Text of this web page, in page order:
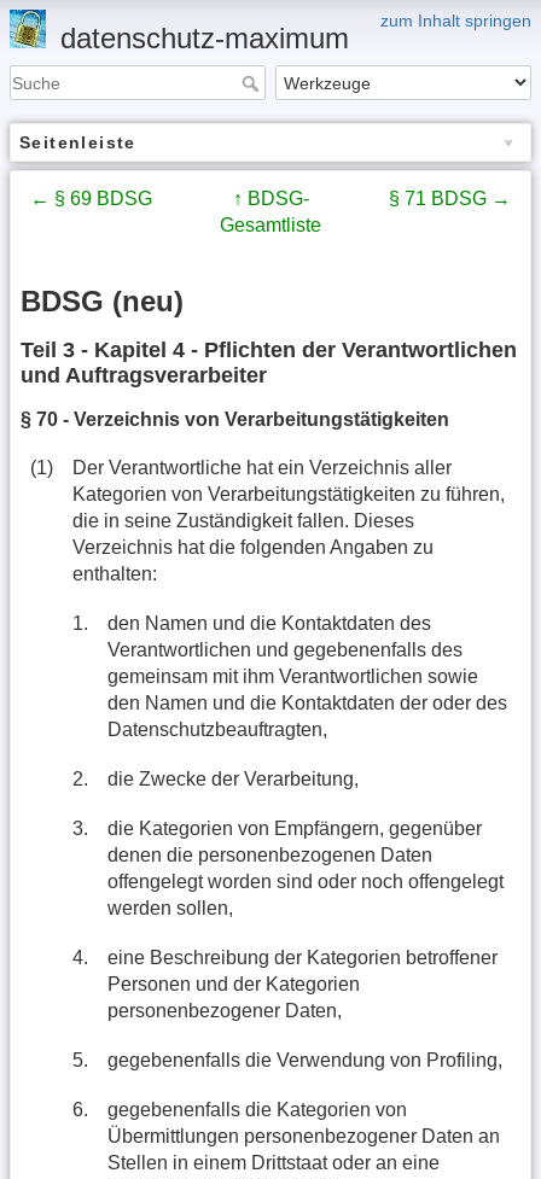
zum Inhalt springen
datenschutz-maximum
Seitenleiste
← § 69 BDSG
↑ BDSG-
Gesamtliste
§ 71 BDSG →
BDSG (neu)
Teil 3 - Kapitel 4 - Pflichten der Verantwortlichen
und Auftragsverarbeiter
§ 70 - Verzeichnis von Verarbeitungstätigkeiten
(1)
Der Verantwortliche hat ein Verzeichnis aller
Kategorien von Verarbeitungstätigkeiten zu führen,
die in seine Zuständigkeit fallen. Dieses
Verzeichnis hat die folgenden Angaben zu
enthalten:
1.
den Namen und die Kontaktdaten des
Verantwortlichen und gegebenenfalls des
gemeinsam mit ihm Verantwortlichen sowie
den Namen und die Kontaktdaten der oder des
Datenschutzbeauftragten,
2. die Zwecke der Verarbeitung,
3.
die Kategorien von Empfängern, gegenüber
denen die personenbezogenen Daten
offengelegt worden sind oder noch offengelegt
werden sollen,
4.
eine Beschreibung der Kategorien betroffener
Personen und der Kategorien
personenbezogener Daten,
5. gegebenenfalls die Verwendung von Profiling,
6.
gegebenenfalls die Kategorien von
Übermittlungen personenbezogener Daten an
Stellen in einem Drittstaat oder an eine